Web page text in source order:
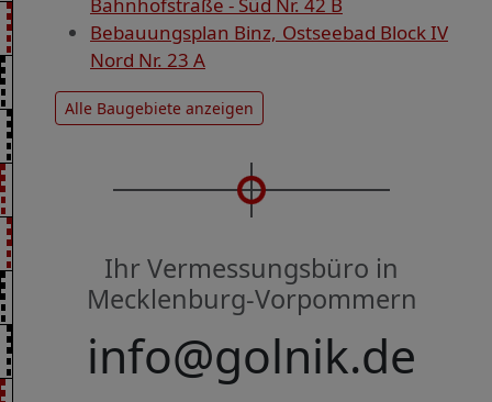
Bahnhofstraße - Süd Nr. 42 B
Bebauungsplan Binz, Ostseebad Block IV
Nord Nr. 23 A
Alle Baugebiete anzeigen
Ihr Vermessungsbüro in
Mecklenburg-Vorpommern
info@golnik.de